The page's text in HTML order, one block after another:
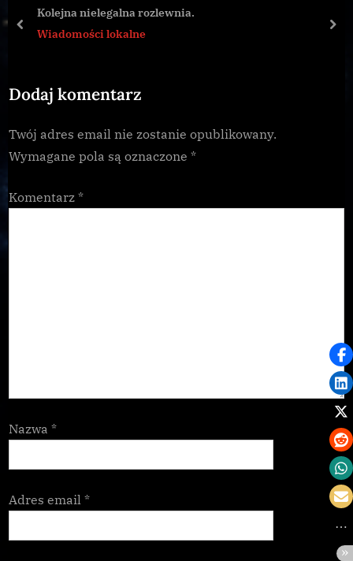
P
t
s
Kolejna nielegalna rozlewnia.
Wiadomości lokalne
prev
Dodaj komentarz
Twój adres email nie zostanie opublikowany.
Wymagane pola są oznaczone *
Komentarz *
Nazwa *
Adres email *